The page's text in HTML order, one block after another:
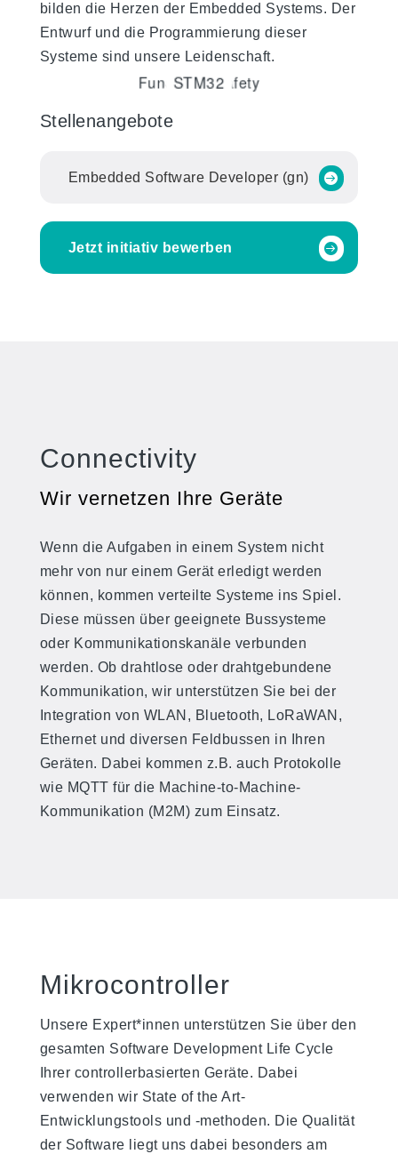
bilden die Herzen der Embedded Systems. Der
Entwurf und die Programmierung dieser
Systeme sind unsere Leidenschaft.
Mikrocontroller
FPGA
Coding Guidelines
Software Quality
Software Architecture
Embedded DevOps
Real-Time
Operating System
Functional Safety
Security
Code Review
Automated Testing
Design Patterns
STM32
Connectivity
Stellenangebote
Embedded Software Developer (gn)
Jetzt initiativ bewerben
Connectivity
Wir vernetzen Ihre Geräte
Wenn die Aufgaben in einem System nicht
mehr von nur einem Gerät erledigt werden
können, kommen verteilte Systeme ins Spiel.
Diese müssen über geeignete Bussysteme
oder Kommunikationskanäle verbunden
werden. Ob drahtlose oder drahtgebundene
Kommunikation, wir unterstützen Sie bei der
Integration von WLAN, Bluetooth, LoRaWAN,
Ethernet und diversen Feldbussen in Ihren
Geräten. Dabei kommen z.B. auch Protokolle
wie MQTT für die Machine-to-Machine-
Kommunikation (M2M) zum Einsatz.
Mikrocontroller
Unsere Expert*innen unterstützen Sie über den
gesamten Software Development Life Cycle
Ihrer controllerbasierten Geräte. Dabei
verwenden wir State of the Art-
Entwicklungstools und -methoden. Die Qualität
der Software liegt uns dabei besonders am